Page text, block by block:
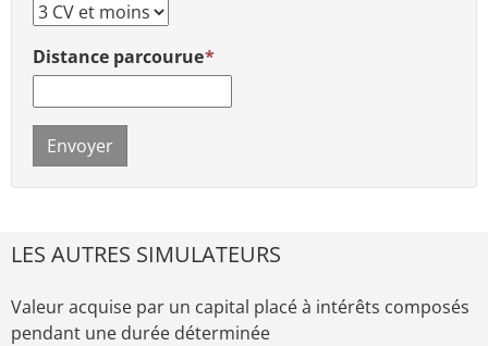
Distance parcourue
Envoyer
LES AUTRES SIMULATEURS
Valeur acquise par un capital placé à intérêts composés
pendant une durée déterminée